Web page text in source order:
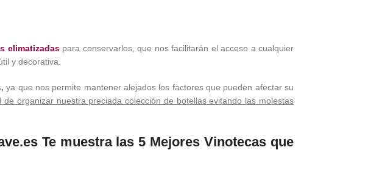
climatizadaspara conservarlos, que nos facilitarán el acceso a cualquier
y decorativa.
ya que nos permite mantener alejados los factores que pueden afectar su
organizar nuestra preciada colección de botellas evitando las molestas
Te muestra las 5 Mejores Vinotecas que